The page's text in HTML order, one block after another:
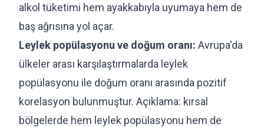
alkol tüketimi hem ayakkabıyla uyumaya hem de
baş ağrısına yol açar.
Leylek popülasyonu ve doğum oranı: Avrupa'da
ülkeler arası karşılaştırmalarda leylek
popülasyonu ile doğum oranı arasında pozitif
korelasyon bulunmuştur. Açıklama: kırsal
bölgelerde hem leylek popülasyonu hem de